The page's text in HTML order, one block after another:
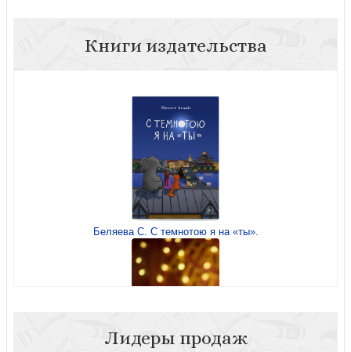
Книги издательства
Беляева С. С темнотою я на «ты».
Лидеры продаж